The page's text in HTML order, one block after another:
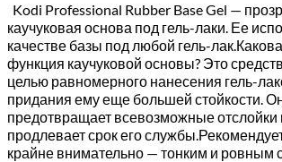
Kodi Professional Rubber Base Gel —
каучуковая основа под гель-лаки. Ее
качестве базы под любой гель-
функция каучуковой основы? Это
целью равномерного нанесения гель-
придания ему еще большей стойкости.
предотвращает всевозможные отслойки
продлевает срок его
крайне внимательно — тонким и ровным